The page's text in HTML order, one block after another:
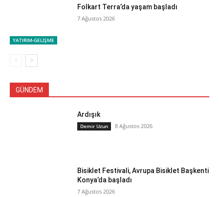
YATIRIM-GELİŞME
Folkart Terra’da yaşam başladı
7 Ağustos 2026
GÜNDEM
Ardışık
Demir Uzun 8 Ağustos 2026
Bisiklet Festivali, Avrupa Bisiklet Başkenti
Konya’da başladı
7 Ağustos 2026